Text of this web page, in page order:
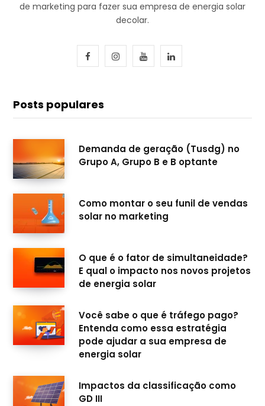
de marketing para fazer sua empresa de energia solar
decolar.
c
e
o
k
I
t
g
a
Y
T
b
L
k
e
d
n
Posts populares
Demanda de geração (Tusdg) no
Grupo A, Grupo B e B optante
Como montar o seu funil de vendas
solar no marketing
O que é o fator de simultaneidade?
E qual o impacto nos novos projetos
de energia solar
Você sabe o que é tráfego pago?
Entenda como essa estratégia
pode ajudar a sua empresa de
energia solar
Impactos da classificação como
GD III